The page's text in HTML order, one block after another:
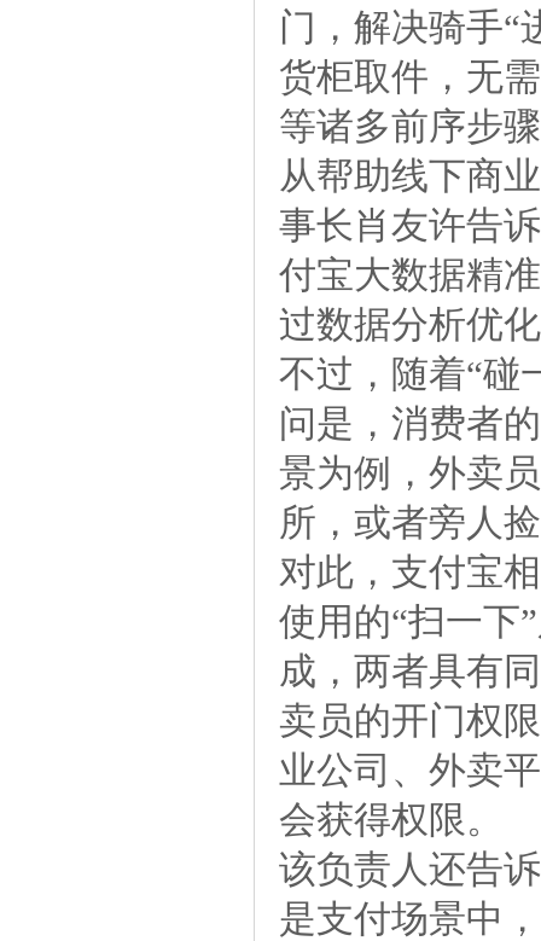
门，解决骑手“
货柜取件，无
等诸多前序步
从帮助线下商
事长肖友许告
付宝大数据精
过数据分析优
不过，随着“碰
问是，消费者
景为例，外卖
所，或者旁人
对此，支付宝
使用的“扫一下
成，两者具有
卖员的开门权
业公司、外卖
会获得权限。
该负责人还告
是支付场景中